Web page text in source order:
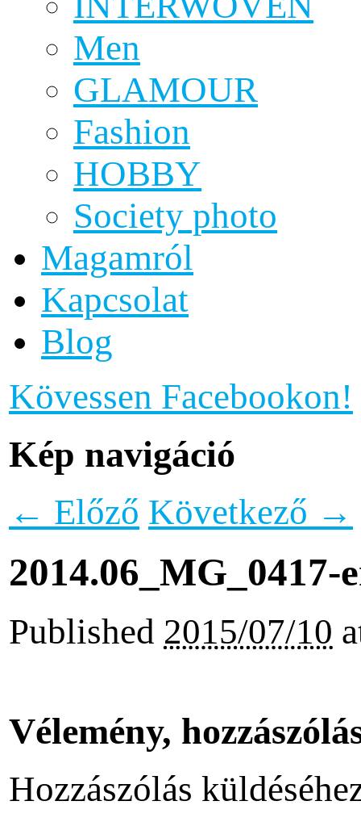
Men
GLAMOUR
Fashion
HOBBY
Society photo
Magamról
Kapcsolat
Blog
Kövessen Facebookon!
Kép navigáció
← Előző Következő →
2014.06_MG_0417-
Published 2015/07/10
Vélemény,
Hozzászólás